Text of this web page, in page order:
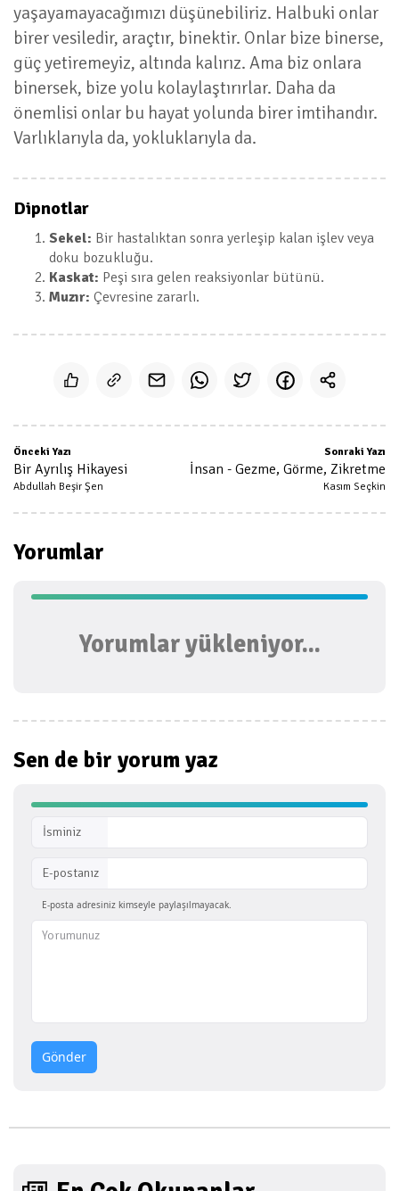
yaşayamayacağımızı düşünebiliriz. Halbuki onlar
birer vesiledir, araçtır, binektir. Onlar bize binerse,
güç yetiremeyiz, altında kalırız. Ama biz onlara
binersek, bize yolu kolaylaştırırlar. Daha da
önemlisi onlar bu hayat yolunda birer imtihandır.
Varlıklarıyla da, yokluklarıyla da.
Dipnotlar
Sekel: Bir hastalıktan sonra yerleşip kalan işlev veya
doku bozukluğu.
Kaskat: Peşi sıra gelen reaksiyonlar bütünü.
Muzır: Çevresine zararlı.
Önceki Yazı
Bir Ayrılış Hikayesi
Abdullah Beşir Şen
Sonraki Yazı
İnsan - Gezme, Görme, Zikretme
Kasım Seçkin
Yorumlar
Yorumlar yükleniyor...
Sen de bir yorum yaz
İsminiz
E-postanız
E-posta adresiniz kimseyle paylaşılmayacak.
Gönder